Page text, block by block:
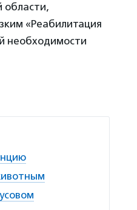
области,
«Реабилитация
необходимости